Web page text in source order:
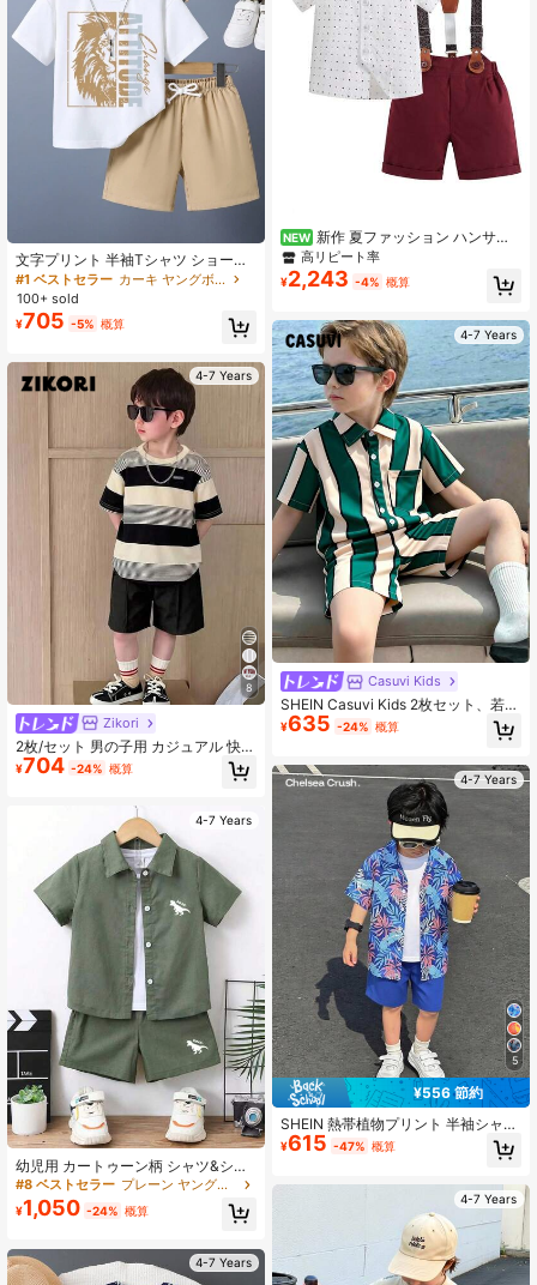
文字プリント 半袖Tシャツ ショート
パンツ 男の子 夏服セット
#1 ベストセラー
カーキ ヤングボーイズセット
100+ sold
¥705 -5% 概算
4-7 Years
8
Zikori
2枚/セット 男の子用 カジュアル 快適
多用途 ストライプ クルーネック 半
袖Tシャツと無地ショーツセット
¥704 -24% 概算
4-7 Years
幼児用 カートゥーン柄 シャツ&ショ
ーツセット
#8 ベストセラー プレーン ヤングボーイズシャツコーデ
¥1,050 -24% 概算
4-7 Years
NEW 新作 夏ファッション ハンサム
な男の子 ジェントルマン 2点セット
赤プリントシャツ + サスペンダーシ
ョーツ ベビーリングベアラー フォー
ーティー 幼児シャツセット 男の子の
服 男の子のブリティッシュスタイル
かわいい幼児アウトフィット 幼児の
服 男の子のシャツ 男の子の服
高リピート率
¥2,243 -4% 概算
4-7 Years
Casuvi Kids
SHEIN Casuvi Kids 2枚セット、若い
男の子用レインボーストライプの半
袖シャツとカジュアルショーツ
¥635 -24% 概算
4-7 Years
5
¥556 節約
SHEIN 熱帯植物プリント 半袖シャツ
ショーツセット キッズ サマーウェア
2点セット グリーン 旅行、ビーチ、
¥615 -47% 概算
4-7 Years